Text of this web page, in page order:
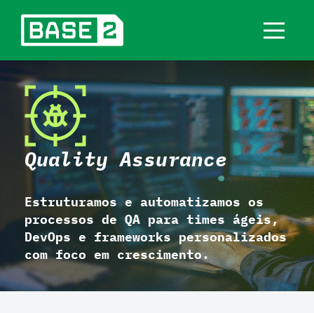
Quality Assurance
Estruturamos e automatizamos os
processos de QA para times ágeis,
DevOps e frameworks personalizados
com foco em crescimento.